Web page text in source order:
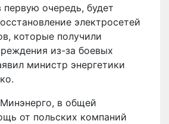
первую очередь, будет
электросетей
которые получили
из-за боевых
министр энергетики
в общей
от польских компаний